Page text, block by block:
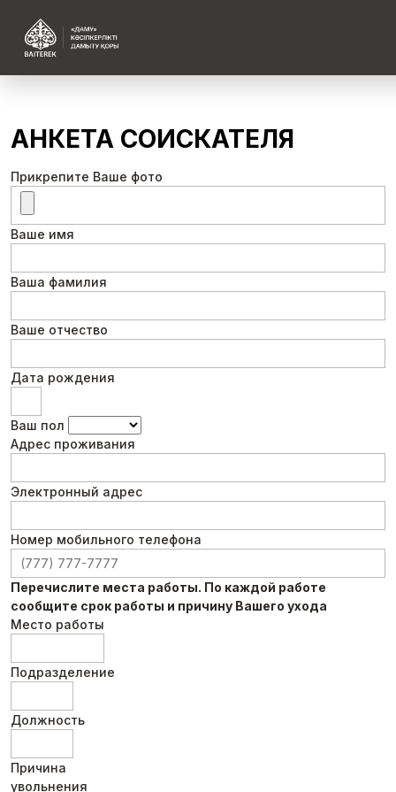
АНКЕТА СОИСКАТЕЛЯ
Прикрепите Ваше фото
Ваше имя
Ваша фамилия
Ваше отчество
Дата рождения
Ваш пол
Адрес проживания
Электронный адрес
Номер мобильного телефона
Перечислите места работы. По каждой работе
сообщите срок работы и причину Вашего ухода
Место работы
Подразделение
Должность
Причина
увольнения